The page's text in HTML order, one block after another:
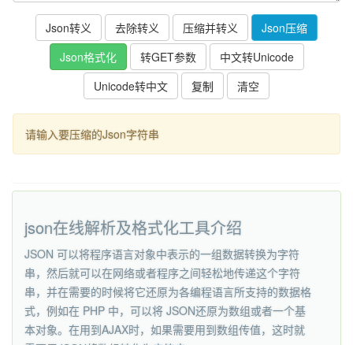
复制
请输入要压缩的Json字符串
json在线解析及格式化工具介绍
JSON 可以将程序语言对象中表示的一组数据转换为字符
串，然后就可以在网络或者程序之间轻松地传递这个字符
串，并在需要的时候将它还原为各编程语言所支持的数据格
式，例如在 PHP 中，可以将 JSON还原为数组或者一个基
本对象。在用到AJAX时，如果需要用到数组传值，这时就